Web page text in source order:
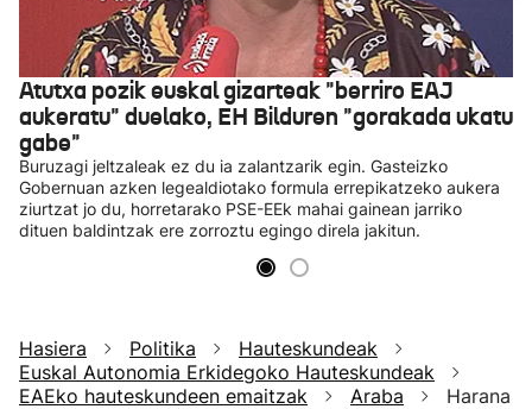
Atutxa pozik euskal gizarteak "berriro EAJ
aukeratu" duelako, EH Bilduren "gorakada ukatu
gabe"
Buruzagi jeltzaleak ez du ia zalantzarik egin. Gasteizko
Gobernuan azken legealdiotako formula errepikatzeko aukera
ziurtzat jo du, horretarako PSE-EEk mahai gainean jarriko
dituen baldintzak ere zorroztu egingo direla jakitun.
Hasiera Politika
Hauteskundeak
Euskal Autonomia Erkidegoko Hauteskundeak
EAEko hauteskundeen emaitzak
Araba Harana